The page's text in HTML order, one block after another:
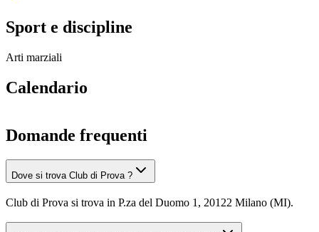
Sport e discipline
Arti marziali
Calendario
Domande frequenti
Dove si trova Club di Prova ?
Club di Prova si trova in P.za del Duomo 1, 20122 Milano (MI).